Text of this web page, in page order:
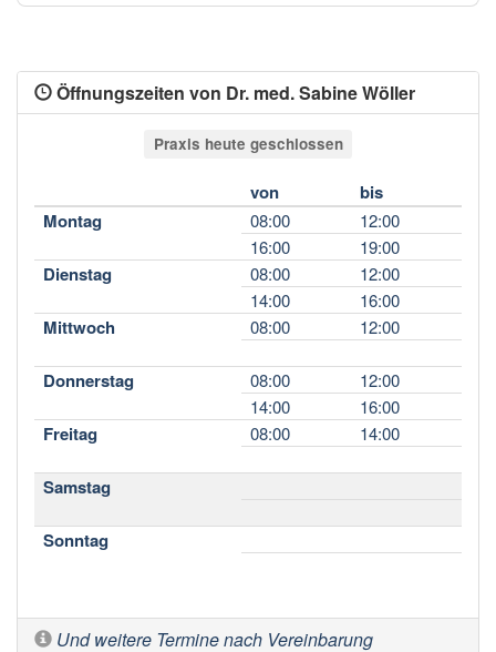
Öffnungszeiten von Dr. med. Sabine Wöller
Praxis heute geschlossen
von
bis
Montag
08:00
12:00
16:00
19:00
Dienstag 08:00
12:00
14:00
16:00
Mittwoch 08:00 12:00
Donnerstag 08:00
12:00
14:00
16:00
Freitag 08:00 14:00
Samstag
Sonntag
Und weitere Termine nach Vereinbarung